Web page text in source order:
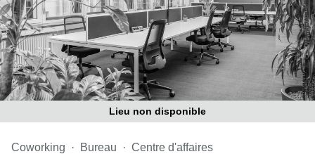
Coworking
Namur
Coworking
Tournai
Salle de
conférence
Lieu non disponible
Coworking Bureau Centre d'affaires